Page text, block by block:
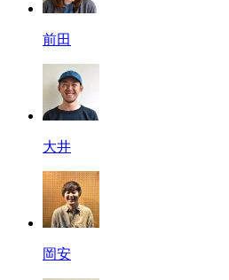
前田
大井
岡安